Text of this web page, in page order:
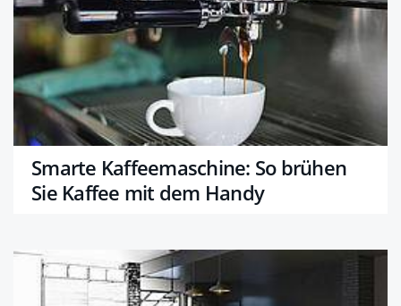
Smarte Kaffeemaschine: So brühen
Sie Kaffee mit dem Handy